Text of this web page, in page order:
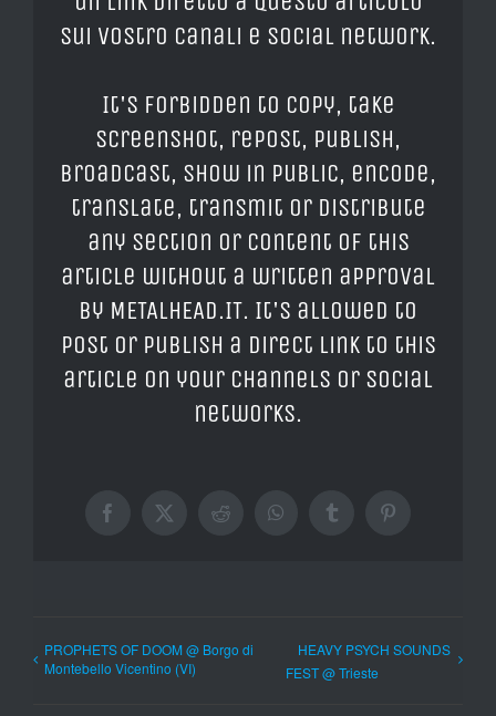
sui vostro canali e social network.
It's forbidden to copy, take
screenshot, repost, publish,
broadcast, show in public, encode,
translate, transmit or distribute
any section or content of this
article without a written approval
by METALHEAD.IT. It's allowed to
post or publish a direct link to this
article on your channels or social
networks.
Facebook
X RedditWhatsAppTumblrPinterest
PROPHETS OF DOOM @ Borgo di
Montebello Vicentino (VI)
HEAVY PSYCH SOUNDS
FEST @ Trieste